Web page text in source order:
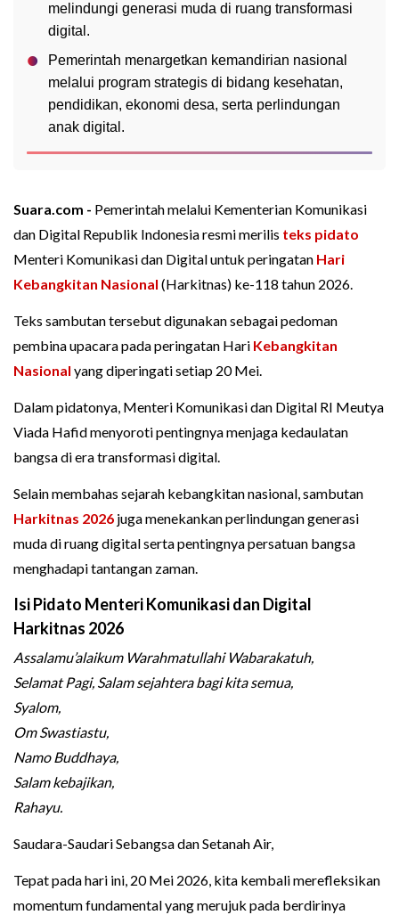
melindungi generasi muda di ruang transformasi
digital.
Pemerintah menargetkan kemandirian nasional
melalui program strategis di bidang kesehatan,
pendidikan, ekonomi desa, serta perlindungan
anak digital.
Suara.com - Pemerintah melalui Kementerian Komunikasi
dan Digital Republik Indonesia resmi merilis teks pidato
Menteri Komunikasi dan Digital untuk peringatan Hari
Kebangkitan Nasional (Harkitnas) ke-118 tahun 2026.
Teks sambutan tersebut digunakan sebagai pedoman
pembina upacara pada peringatan Hari Kebangkitan
Nasional yang diperingati setiap 20 Mei.
Dalam pidatonya, Menteri Komunikasi dan Digital RI Meutya
Viada Hafid menyoroti pentingnya menjaga kedaulatan
bangsa di era transformasi digital.
Selain membahas sejarah kebangkitan nasional, sambutan
Harkitnas 2026 juga menekankan perlindungan generasi
muda di ruang digital serta pentingnya persatuan bangsa
menghadapi tantangan zaman.
Isi Pidato Menteri Komunikasi dan Digital
Harkitnas 2026
Assalamu’alaikum Warahmatullahi Wabarakatuh,
Selamat Pagi, Salam sejahtera bagi kita semua,
Syalom,
Om Swastiastu,
Namo Buddhaya,
Salam kebajikan,
Rahayu.
Saudara-Saudari Sebangsa dan Setanah Air,
Tepat pada hari ini, 20 Mei 2026, kita kembali merefleksikan
momentum fundamental yang merujuk pada berdirinya